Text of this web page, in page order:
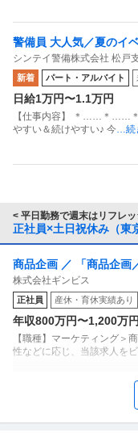
警備員 大人気／夏のイ
払いもOK／毎週水曜日
くURLから面接日時を
問題なし！未経験歓迎
シンテイ警備株式会社 松戸
203200113
新着 パート・アルバイト
日給1万円〜1.1万円
【仕事内容】 ＊……＊……
やすい＆続けやすい♪ 今…続
< 平日勤務で週末はリフレ
正社員×土日祝休み（東
商品企画 ／ 「商品企画
子どうぶつ」でお馴染
ココーン」「アスパラ
日祝休み／転勤なし／
株式会社ギンビス
正社員 産休・育休実績あり
年収800万円〜1,200万円
【職種】マーケティング＞
性などに応じ、当該求人をビ
年収1000万円も可能×
マネジメント業務
上野グループホールディン